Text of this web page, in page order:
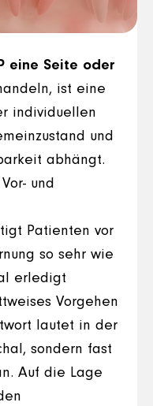
eine Seite oder
ist eine
individuellen
und
abhängt.
und
Patienten vor
so sehr wie
erledigt
Vorgehen
lautet in der
sondern fast
Auf die Lage